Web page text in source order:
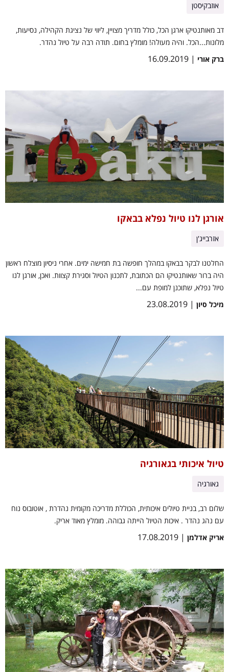
אוזבקיסטן
דב מאותנטיקו ארגן הכל, כולל מדריך מצויין, ליווי של נציגת הקהילה, נסיעות,
מלונות...הכל. והיה מעולה! מומלץ בחום. תודה רבה על טיול נהדר.
ברק אורי | 16.09.2019
אורגן לנו טיול נפלא בבאקו
אזרבייג'ן
החלטנו לבקר בבאקו במהלך חופשה בת חמישה ימים. אחרי ניסיון מוצלח ראשון
היה ברור שאותנטיקו הם הכתובת, לתכנון הטיול וסגירת קצוות. ואכן, אורגן לנו
טיול נפלא, שתוכנן למופת עם...
מיכל סיון | 23.08.2019
טיול איכותי בגאורגיה
גאורגיה
שלום רב, בניית טיולים איכותית, הכוללת מדריכה מקומית נהדרת , אוטובוס נוח
עם נהג נהדר . איכות הטיול הייתה גבוהה. מומלץ מאוד אריק.
אריק אדלמן | 17.08.2019